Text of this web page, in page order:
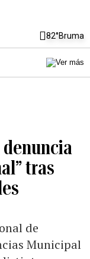
82°Bruma
denuncia
tras
de
Municipal